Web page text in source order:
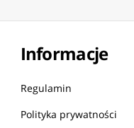
Informacje
Regulamin
Polityka prywatności